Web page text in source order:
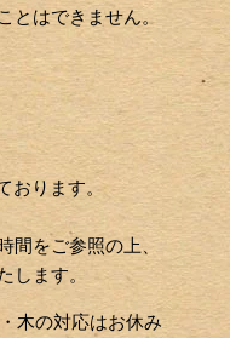
はできません。
おります。
間をご参照の上、
します。
木の対応はお休み